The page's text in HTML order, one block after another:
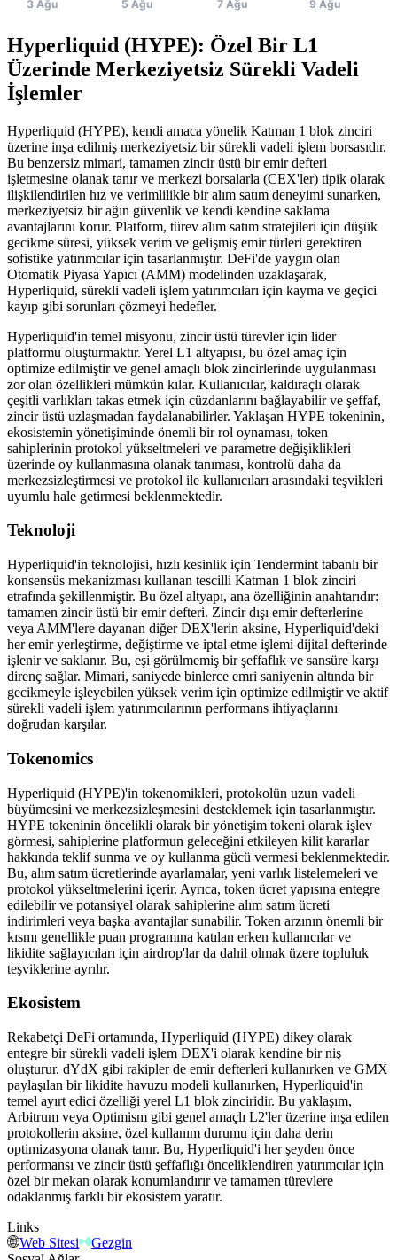
Hyperliquid (HYPE): Özel Bir L1
Üzerinde Merkeziyetsiz Sürekli Vadeli
İşlemler
Hyperliquid (HYPE), kendi amaca yönelik Katman 1 blok zinciri
üzerine inşa edilmiş merkeziyetsiz bir sürekli vadeli işlem borsasıdır.
Bu benzersiz mimari, tamamen zincir üstü bir emir defteri
işletmesine olanak tanır ve merkezi borsalarla (CEX'ler) tipik olarak
ilişkilendirilen hız ve verimlilikle bir alım satım deneyimi sunarken,
merkeziyetsiz bir ağın güvenlik ve kendi kendine saklama
avantajlarını korur. Platform, türev alım satım stratejileri için düşük
gecikme süresi, yüksek verim ve gelişmiş emir türleri gerektiren
sofistike yatırımcılar için tasarlanmıştır. DeFi'de yaygın olan
Otomatik Piyasa Yapıcı (AMM) modelinden uzaklaşarak,
Hyperliquid, sürekli vadeli işlem yatırımcıları için kayma ve geçici
kayıp gibi sorunları çözmeyi hedefler.
Hyperliquid'in temel misyonu, zincir üstü türevler için lider
platformu oluşturmaktır. Yerel L1 altyapısı, bu özel amaç için
optimize edilmiştir ve genel amaçlı blok zincirlerinde uygulanması
zor olan özellikleri mümkün kılar. Kullanıcılar, kaldıraçlı olarak
çeşitli varlıkları takas etmek için cüzdanlarını bağlayabilir ve şeffaf,
zincir üstü uzlaşmadan faydalanabilirler. Yaklaşan HYPE tokeninin,
ekosistemin yönetişiminde önemli bir rol oynaması, token
sahiplerinin protokol yükseltmeleri ve parametre değişiklikleri
üzerinde oy kullanmasına olanak tanıması, kontrolü daha da
merkezsizleştirmesi ve protokol ile kullanıcıları arasındaki teşvikleri
uyumlu hale getirmesi beklenmektedir.
Teknoloji
Hyperliquid'in teknolojisi, hızlı kesinlik için Tendermint tabanlı bir
konsensüs mekanizması kullanan tescilli Katman 1 blok zinciri
etrafında şekillenmiştir. Bu özel altyapı, ana özelliğinin anahtarıdır:
tamamen zincir üstü bir emir defteri. Zincir dışı emir defterlerine
veya AMM'lere dayanan diğer DEX'lerin aksine, Hyperliquid'deki
her emir yerleştirme, değiştirme ve iptal etme işlemi dijital defterinde
işlenir ve saklanır. Bu, eşi görülmemiş bir şeffaflık ve sansüre karşı
direnç sağlar. Mimari, saniyede binlerce emri saniyenin altında bir
gecikmeyle işleyebilen yüksek verim için optimize edilmiştir ve aktif
sürekli vadeli işlem yatırımcılarının performans ihtiyaçlarını
doğrudan karşılar.
Tokenomics
Hyperliquid (HYPE)'in tokenomikleri, protokolün uzun vadeli
büyümesini ve merkezsizleşmesini desteklemek için tasarlanmıştır.
HYPE tokeninin öncelikli olarak bir yönetişim tokeni olarak işlev
görmesi, sahiplerine platformun geleceğini etkileyen kilit kararlar
hakkında teklif sunma ve oy kullanma gücü vermesi beklenmektedir.
Bu, alım satım ücretlerinde ayarlamalar, yeni varlık listelemeleri ve
protokol yükseltmelerini içerir. Ayrıca, token ücret yapısına entegre
edilebilir ve potansiyel olarak sahiplerine alım satım ücreti
indirimleri veya başka avantajlar sunabilir. Token arzının önemli bir
kısmı genellikle puan programına katılan erken kullanıcılar ve
likidite sağlayıcıları için airdrop'lar da dahil olmak üzere topluluk
teşviklerine ayrılır.
Ekosistem
Rekabetçi DeFi ortamında, Hyperliquid (HYPE) dikey olarak
entegre bir sürekli vadeli işlem DEX'i olarak kendine bir niş
oluşturur. dYdX gibi rakipler de emir defterleri kullanırken ve GMX
paylaşılan bir likidite havuzu modeli kullanırken, Hyperliquid'in
temel ayırt edici özelliği yerel L1 blok zinciridir. Bu yaklaşım,
Arbitrum veya Optimism gibi genel amaçlı L2'ler üzerine inşa edilen
protokollerin aksine, özel kullanım durumu için daha derin
optimizasyona olanak tanır. Bu, Hyperliquid'i her şeyden önce
performansı ve zincir üstü şeffaflığı önceliklendiren yatırımcılar için
özel bir mekan olarak konumlandırır ve tamamen türevlere
odaklanmış farklı bir ekosistem yaratır.
Links
Web Sitesi
Gezgin